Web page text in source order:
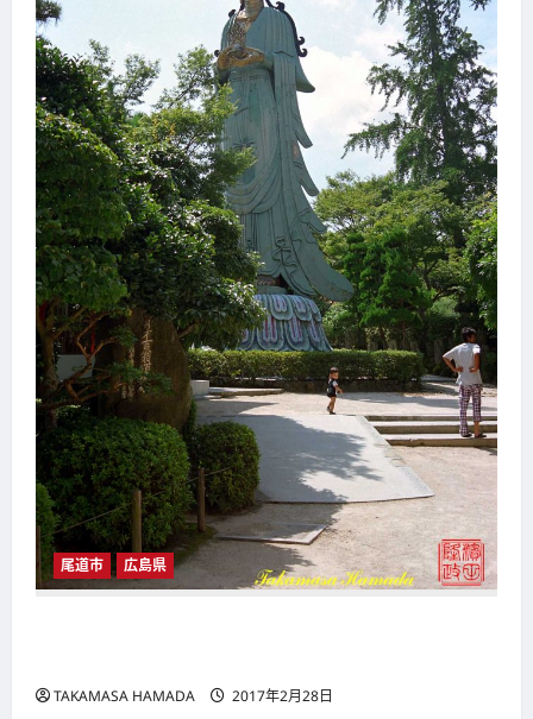
尾道市 広島県
TAKAMASA HAMADA 2017年2月28日